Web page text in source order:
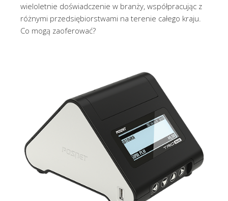
wieloletnie doświadczenie w branży, współpracując z
różnymi przedsiębiorstwami na terenie całego kraju.
Co mogą zaoferować?